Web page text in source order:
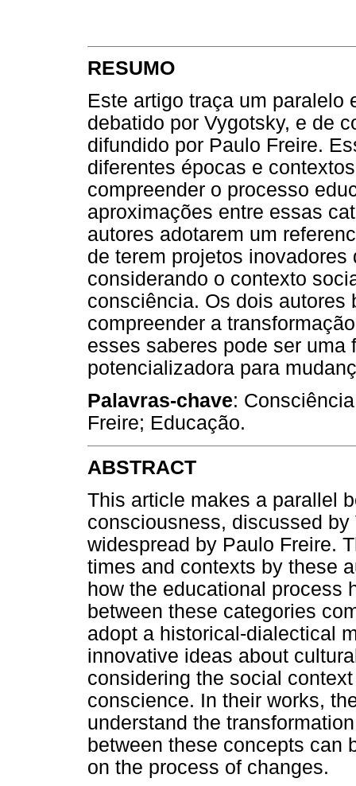
RESUMO
Este artigo traça um paralelo
debatido por Vygotsky, e de
difundido por Paulo Freire.
diferentes épocas e
compreender o processo
aproximações entre essas
autores adotarem um
de terem projetos
considerando o contexto
consciência. Os dois autores
compreender a
esses saberes pode ser uma
potencializadora para
Palavras-chave:
Freire; Educação.
ABSTRACT
This article makes a parallel
consciousness, discussed
widespread by Paulo Freire.
times and contexts by these
how the educational process
between these categories
adopt a historical-dialectical
innovative ideas about
considering the social
conscience. In their works,
understand the
between these concepts can
on the process of changes.